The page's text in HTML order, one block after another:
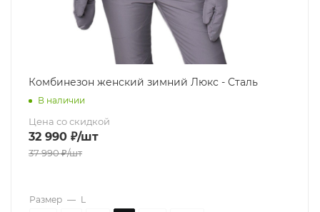
Комбинезон женский зимний Люкс - Сталь
В наличии
Цена со скидкой
32 990 ₽/шт
37 990₽/шт
Размер — L